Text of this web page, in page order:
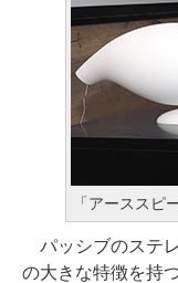
「アーススピ
パッシブのステ
の大きな特徴を持